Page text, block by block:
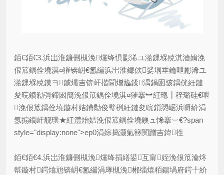
銆€銆€3.浜岀淮鐮侀槻浼爣绛惧彲浠ユ湁鏁堢殑淇濇姢浼
佷笟鍝佺墝淇¤獕锛岄€氳繃浜岀淮鐮佽娑堣垂鑰呭彲浠ユ
湁鏁堢殑鏌ヨ鐪熶吉锛屽揩閫熷尯鍒湡鍋囦骇鍝侊紝鏈
夋晥鐨勬彁鍗囦簡浼佷笟鍝佺墝淇¤獕搴︼紝璁╂秷璐硅€呭
浼佷笟鍝佺墝鏇村姞鐨勪俊璧栵紝鏈夋晥鎻愬崌浜嗕紒涓
氬搧鐗屽舰璞★紝澧炲姞浼佷笟鍝佺墝鐭ュ悕搴︺€?span
style="display:none">ep0涓婃捣灏氭簮闃蹭吉鍏徃
銆€銆€4.浜岀淮鐮侀槻浼爣绛捐繕鍙互甯姪浼佷笟瀹炵
幇鏇村鍔熻兘锛岄€氳繃涓庨槻浼郴缁熺粨鍚堝府鍔╀紒